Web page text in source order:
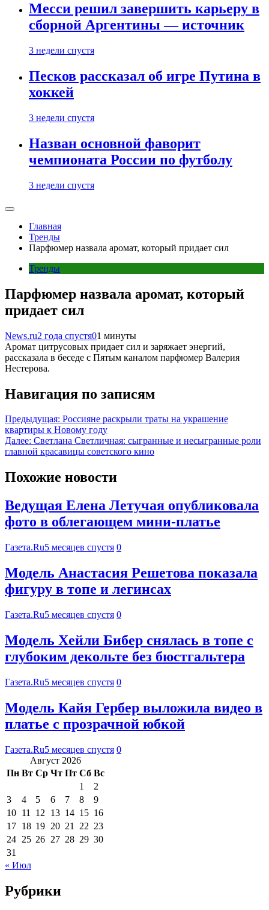
Месси решил завершить карьеру в
сборной Аргентины — источник
3 недели спустя
Песков рассказал об игре Путина в
хоккей
3 недели спустя
Назван основной фаворит
чемпионата России по футболу
3 недели спустя
Главная
Тренды
Парфюмер назвала аромат, который придает сил
Тренды
Парфюмер назвала аромат, который
придает сил
News.ru2 года спустя01 минуты
Аромат цитрусовых придает сил и заряжает энергий,
рассказала в беседе с Пятым каналом парфюмер Валерия
Нестерова.
Навигация по записям
Предыдущая: Россияне раскрыли траты на украшение
квартиры к Новому году
Далее: Светлана Светличная: сыгранные и несыгранные роли
главной красавицы советского кино
Похожие новости
Ведущая Елена Летучая опубликовала
фото в облегающем мини-платье
Газета.Ru5 месяцев спустя 0
Модель Анастасия Решетова показала
фигуру в топе и легинсах
Газета.Ru5 месяцев спустя 0
Модель Хейли Бибер снялась в топе с
глубоким декольте без бюстгальтера
Газета.Ru5 месяцев спустя 0
Модель Кайя Гербер выложила видео в
платье с прозрачной юбкой
Газета.Ru5 месяцев спустя 0
Август 2026
Пн Вт Ср Чт Пт Сб Вс
1
2
3
4 5 6 7 8
9
10 11 12 13 14 15 16
17 18 19 20 21 22 23
24 25 26 27 28 29 30
31
« Июл
Рубрики